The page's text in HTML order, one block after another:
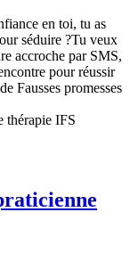
en toi, tu as
séduire ?Tu veux
accroche par SMS,
pour réussir
Fausses promesses